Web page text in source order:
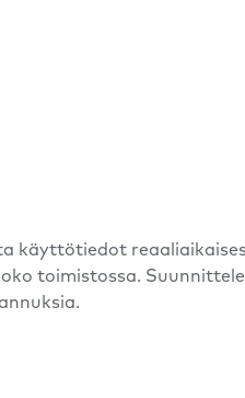
käyttötiedot
toimistossa.